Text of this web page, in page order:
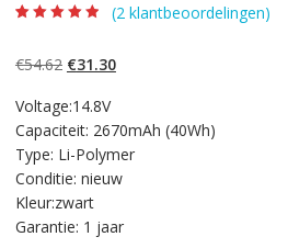
gebaseerd op
klantbeoordelin
(2 klantbeoordelingen)
€54.62 Oorspronkelijke
was:
€54.62.
€31.30Huidige
€31.30.
Voltage:14.8V
Capaciteit: 2670mAh (40Wh)
Type: Li-Polymer
Conditie: nieuw
Kleur:zwart
Garantie: 1 jaar